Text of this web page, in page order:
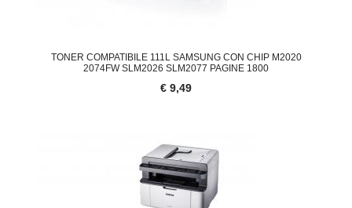
TONER COMPATIBILE 111L SAMSUNG CON CHIP M2020
2074FW SLM2026 SLM2077 PAGINE 1800
€ 9,49